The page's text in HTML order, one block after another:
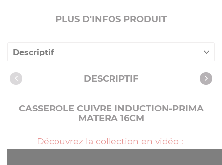
PLUS D'INFOS PRODUIT
Descriptif
Caractéristiques DESCRIPTIF
CASSEROLE CUIVRE INDUCTION-PRIMA
MATERA 16CM
Découvrez la collection en vidéo :